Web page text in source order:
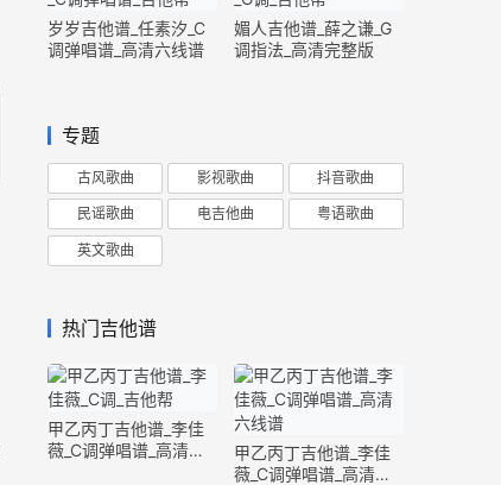
岁岁吉他谱_任素汐_C
调弹唱谱_高清六线谱
媚人吉他谱_薛之谦_G
调指法_高清完整版
专题
古风歌曲 影视歌曲 抖音歌曲
民谣歌曲 电吉他曲 粤语歌曲
英文歌曲
热门吉他谱
甲乙丙丁吉他谱_李佳
薇_C调弹唱谱_高清六
甲乙丙丁吉他谱_李佳
薇_C调弹唱谱_高清六